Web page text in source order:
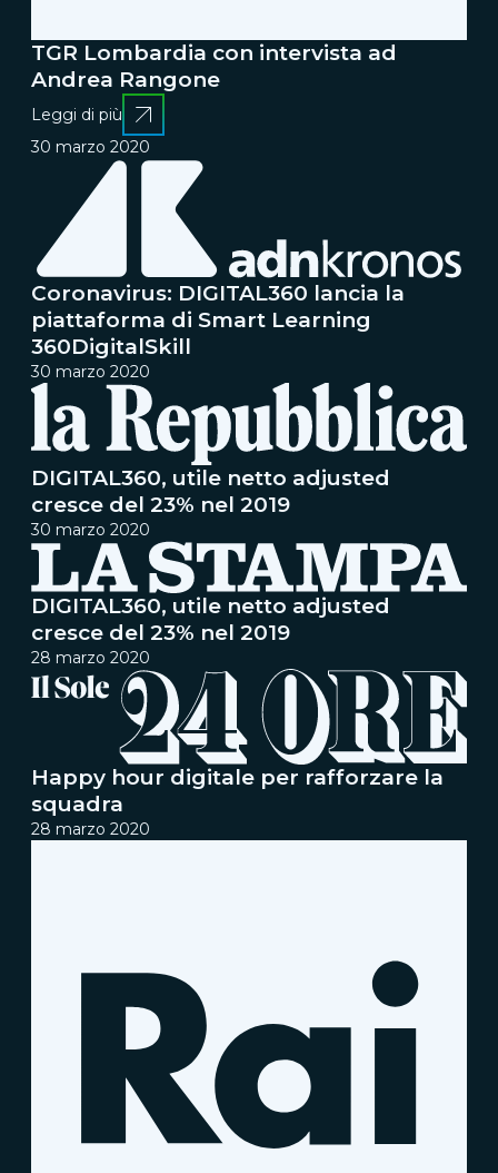
TGR Lombardia con intervista ad
Andrea Rangone
Leggi di più
30 marzo 2020
Coronavirus: DIGITAL360 lancia la
piattaforma di Smart Learning
360DigitalSkill
30 marzo 2020
DIGITAL360, utile netto adjusted
cresce del 23% nel 2019
30 marzo 2020
DIGITAL360, utile netto adjusted
cresce del 23% nel 2019
28 marzo 2020
Happy hour digitale per rafforzare la
squadra
28 marzo 2020